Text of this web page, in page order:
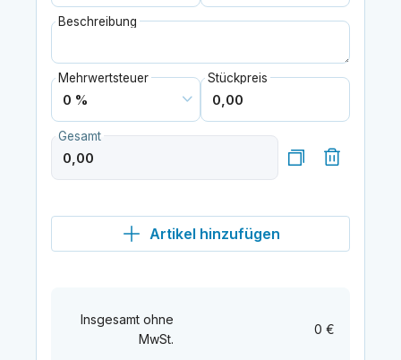
Beschreibung
Mehrwertsteuer Stückpreis
Gesamt
Artikel hinzufügen
Insgesamt ohne
MwSt.
0 €